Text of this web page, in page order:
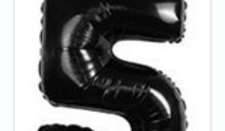
כוסות נייר - שחור זהב
+